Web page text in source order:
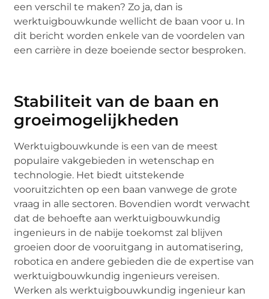
een verschil te maken? Zo ja, dan is
werktuigbouwkunde wellicht de baan voor u. In
dit bericht worden enkele van de voordelen van
een carrière in deze boeiende sector besproken.
Stabiliteit van de baan en
groeimogelijkheden
Werktuigbouwkunde is een van de meest
populaire vakgebieden in wetenschap en
technologie. Het biedt uitstekende
vooruitzichten op een baan vanwege de grote
vraag in alle sectoren. Bovendien wordt verwacht
dat de behoefte aan werktuigbouwkundig
ingenieurs in de nabije toekomst zal blijven
groeien door de vooruitgang in automatisering,
robotica en andere gebieden die de expertise van
werktuigbouwkundig ingenieurs vereisen.
Werken als werktuigbouwkundig ingenieur kan